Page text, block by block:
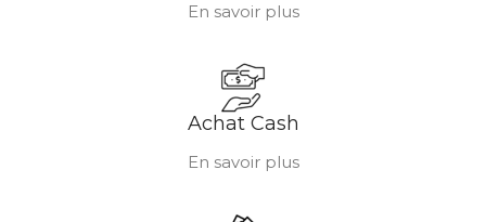
En savoir plus
Achat Cash
En savoir plus